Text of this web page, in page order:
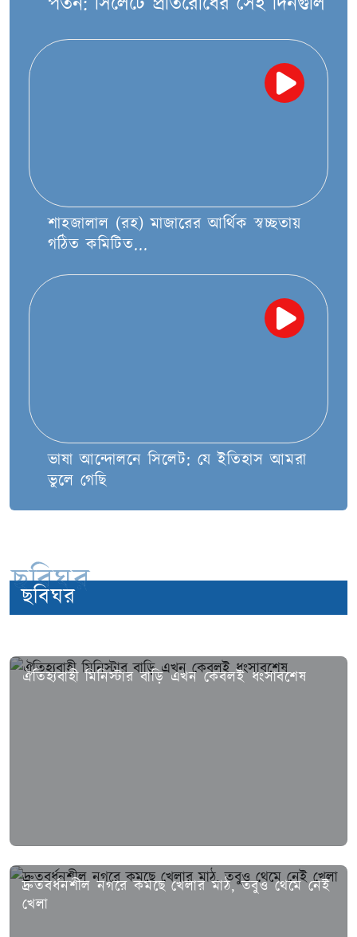
শাহজালাল (রহ) মাজারের আর্থিক স্বচ্ছতায়
গঠিত কমিটিত...
ভাষা আন্দোলনে সিলেট: যে ইতিহাস আমরা
ভুলে গেছি
ছবিঘর
ছবিঘর
ঐতিহ্যবাহী মিনিস্টার বাড়ি এখন কেবলই ধংসাবশেষ
দ্রুতবর্ধনশীল নগরে কমছে খেলার মাঠ, তবুও থেমে নেই
খেলা